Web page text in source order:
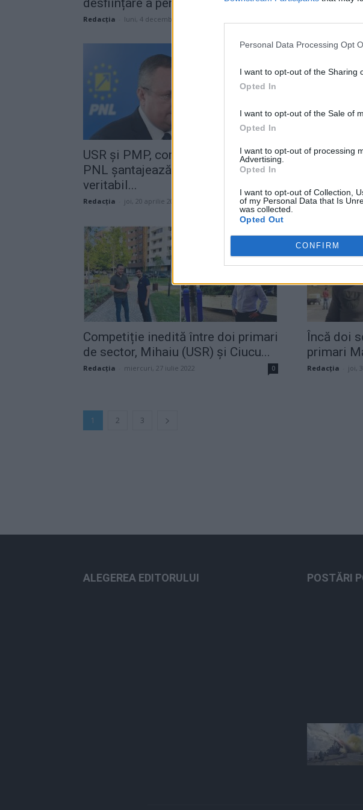
Personal Data Processing Opt
I want to opt-out of the Sharing
Opted In
I want to opt-out of the Sale of
Opted In
I want to opt-out of processing
Advertising.
Opted In
I want to opt-out of Collection,
of my Personal Data that Is
was collected.
Opted Out
CONFIRM
Redacţia luni, 4 decembrie 2023
USR și PMP, comunicat comun:
PNL șantajează și amenință „în
veritabil...
Redacţia joi, 20 aprilie 2023 1
Deși nu
Redacţia - joi,
Competiție inedită între doi primari
de sector, Mihaiu (USR) și Ciucu...
Redacţia miercuri, 27 iulie 2022 0
Încă doi
primari
Redacţia joi,
1 2 3
ALEGEREA EDITORULUI POSTĂRI